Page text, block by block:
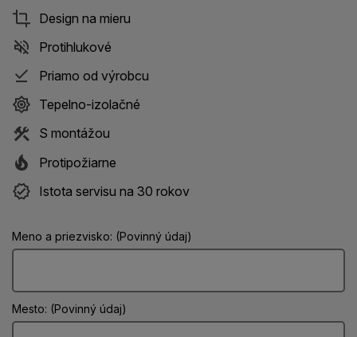
Design na mieru
Protihlukové
Priamo od výrobcu
Tepelno-izolačné
S montážou
Protipožiarne
Istota servisu na 30 rokov
Meno a priezvisko: (Povinný údaj)
Mesto: (Povinný údaj)